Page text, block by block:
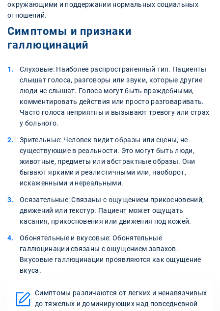
окружающими и поддержании нормальных социальных
отношений.
Симптомы и признаки
галлюцинаций
Слуховые: Наиболее распространенный тип. Пациенты
слышат голоса, разговоры или звуки, которые другие
люди не слышат. Голоса могут быть враждебными,
комментировать действия или просто разговаривать.
Часто голоса неприятны и вызывают тревогу или страх
у больного.
Зрительные: Человек видит образы или сцены, не
существующие в реальности. Это могут быть люди,
животные, предметы или абстрактные образы. Они
бывают яркими и реалистичными или, наоборот,
искаженными и нереальными.
Осязательные: Связаны с ощущением прикосновений,
движений или текстур. Пациент может ощущать
касания, прикосновения или движения под кожей.
Обонятельные и вкусовые: Обонятельные
галлюцинации связаны с ощущением запахов.
Вкусовые галлюцинации проявляются как ощущение
вкуса.
Симптомы различаются от легких и ненавязчивых
до тяжелых и доминирующих над повседневной